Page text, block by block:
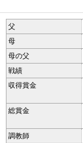
父
母
母の父
戦績
収得賞金
総賞金
調教師